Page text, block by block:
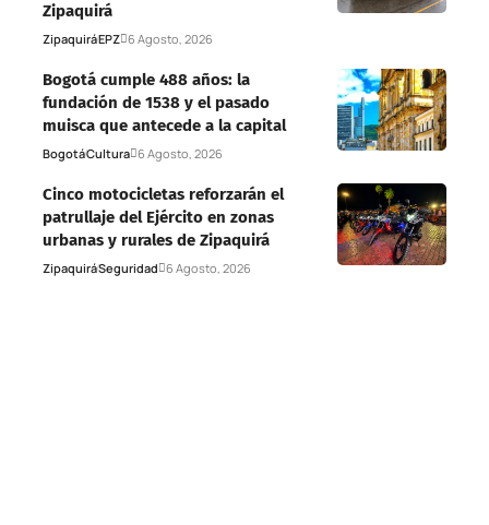
Zipaquirá
ZipaquiráEPZ 6 Agosto, 2026
Bogotá cumple 488 años: la
fundación de 1538 y el pasado
muisca que antecede a la capital
BogotáCultura 6 Agosto, 2026
Cinco motocicletas reforzarán el
patrullaje del Ejército en zonas
urbanas y rurales de Zipaquirá
ZipaquiráSeguridad 6 Agosto, 2026